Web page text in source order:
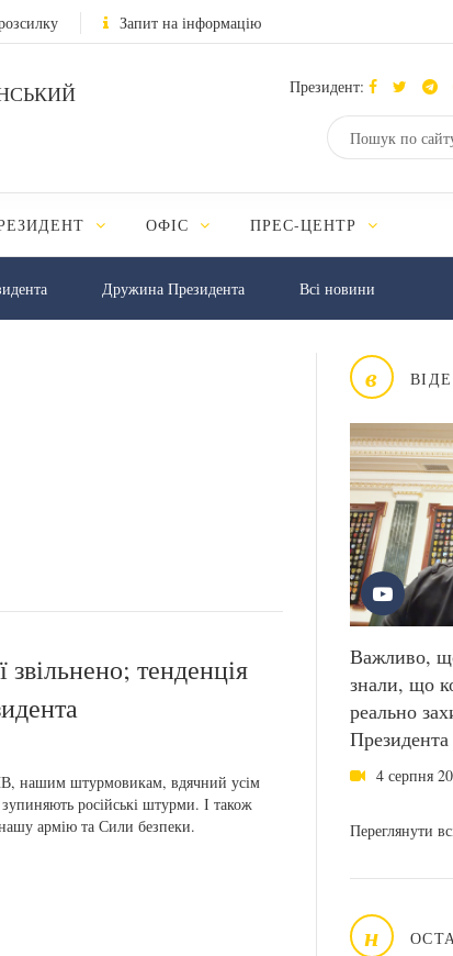
Запит на інформацію
Президент:
ОФІС ПРЕС-ЦЕНТР
Дружина Президента Всі новини
в
Важливо,
знали, що
реально
Президента
4 серпня
Переглянути
н
звільнено; тенденція
нашим штурмовикам, вдячний усім
російські штурми. І також
армію та Сили безпеки.